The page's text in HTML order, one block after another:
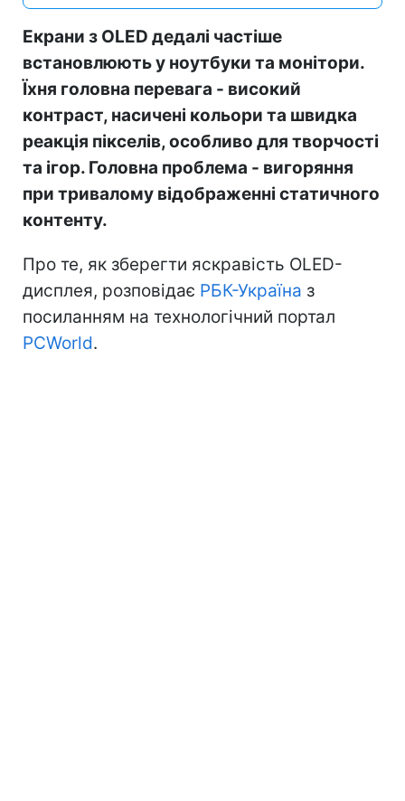
Екрани з OLED дедалі частіше
встановлюють у ноутбуки та монітори.
Їхня головна перевага - високий
контраст, насичені кольори та швидка
реакція пікселів, особливо для творчості
та ігор. Головна проблема - вигоряння
при тривалому відображенні статичного
контенту.
Про те, як зберегти яскравість OLED-
дисплея, розповідає РБК-Україна з
посиланням на технологічний портал
PCWorld.